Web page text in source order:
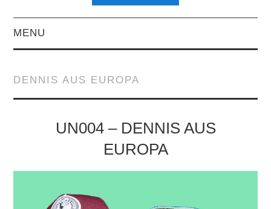
MENU
DENNIS AUS EUROPA
UN004 – DENNIS AUS
EUROPA